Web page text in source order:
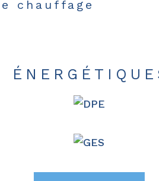
chauffage